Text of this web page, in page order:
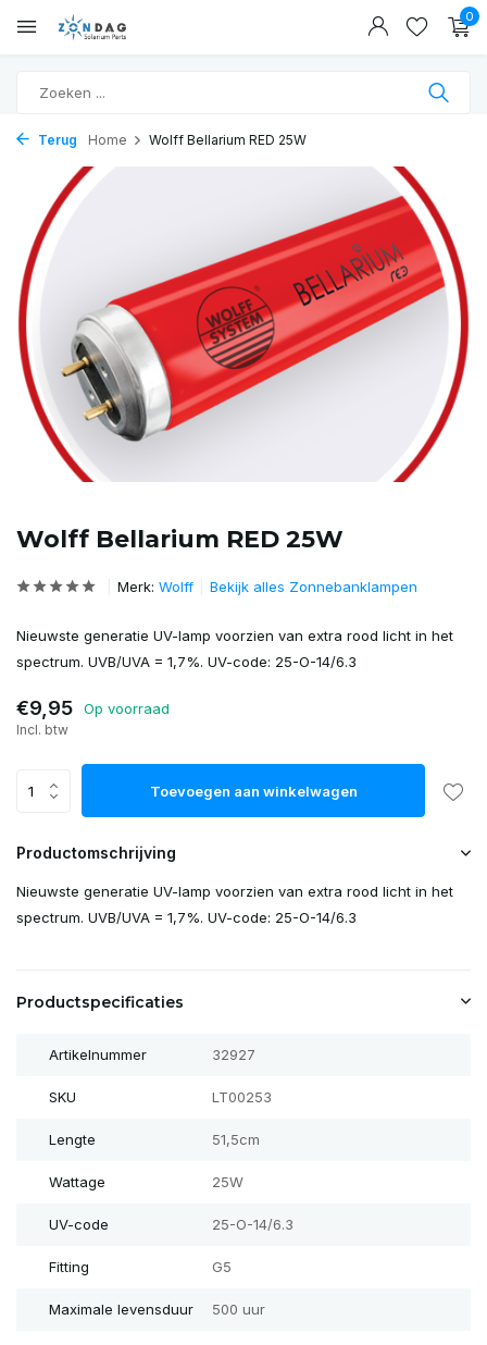
0
Terug Home Wolff Bellarium RED 25W
Wolff Bellarium RED 25W
Merk: Wolff Bekijk alles Zonnebanklampen
Nieuwste generatie UV-lamp voorzien van extra rood licht in het
spectrum. UVB/UVA = 1,7%. UV-code: 25-O-14/6.3
€9,95 Op voorraad
Incl. btw
Toevoegen aan winkelwagen
Productomschrijving
Nieuwste generatie UV-lamp voorzien van extra rood licht in het
spectrum. UVB/UVA = 1,7%. UV-code: 25-O-14/6.3
Productspecificaties
Artikelnummer 32927
SKU LT00253
Lengte 51,5cm
Wattage 25W
UV-code 25-O-14/6.3
Fitting G5
Maximale levensduur 500 uur